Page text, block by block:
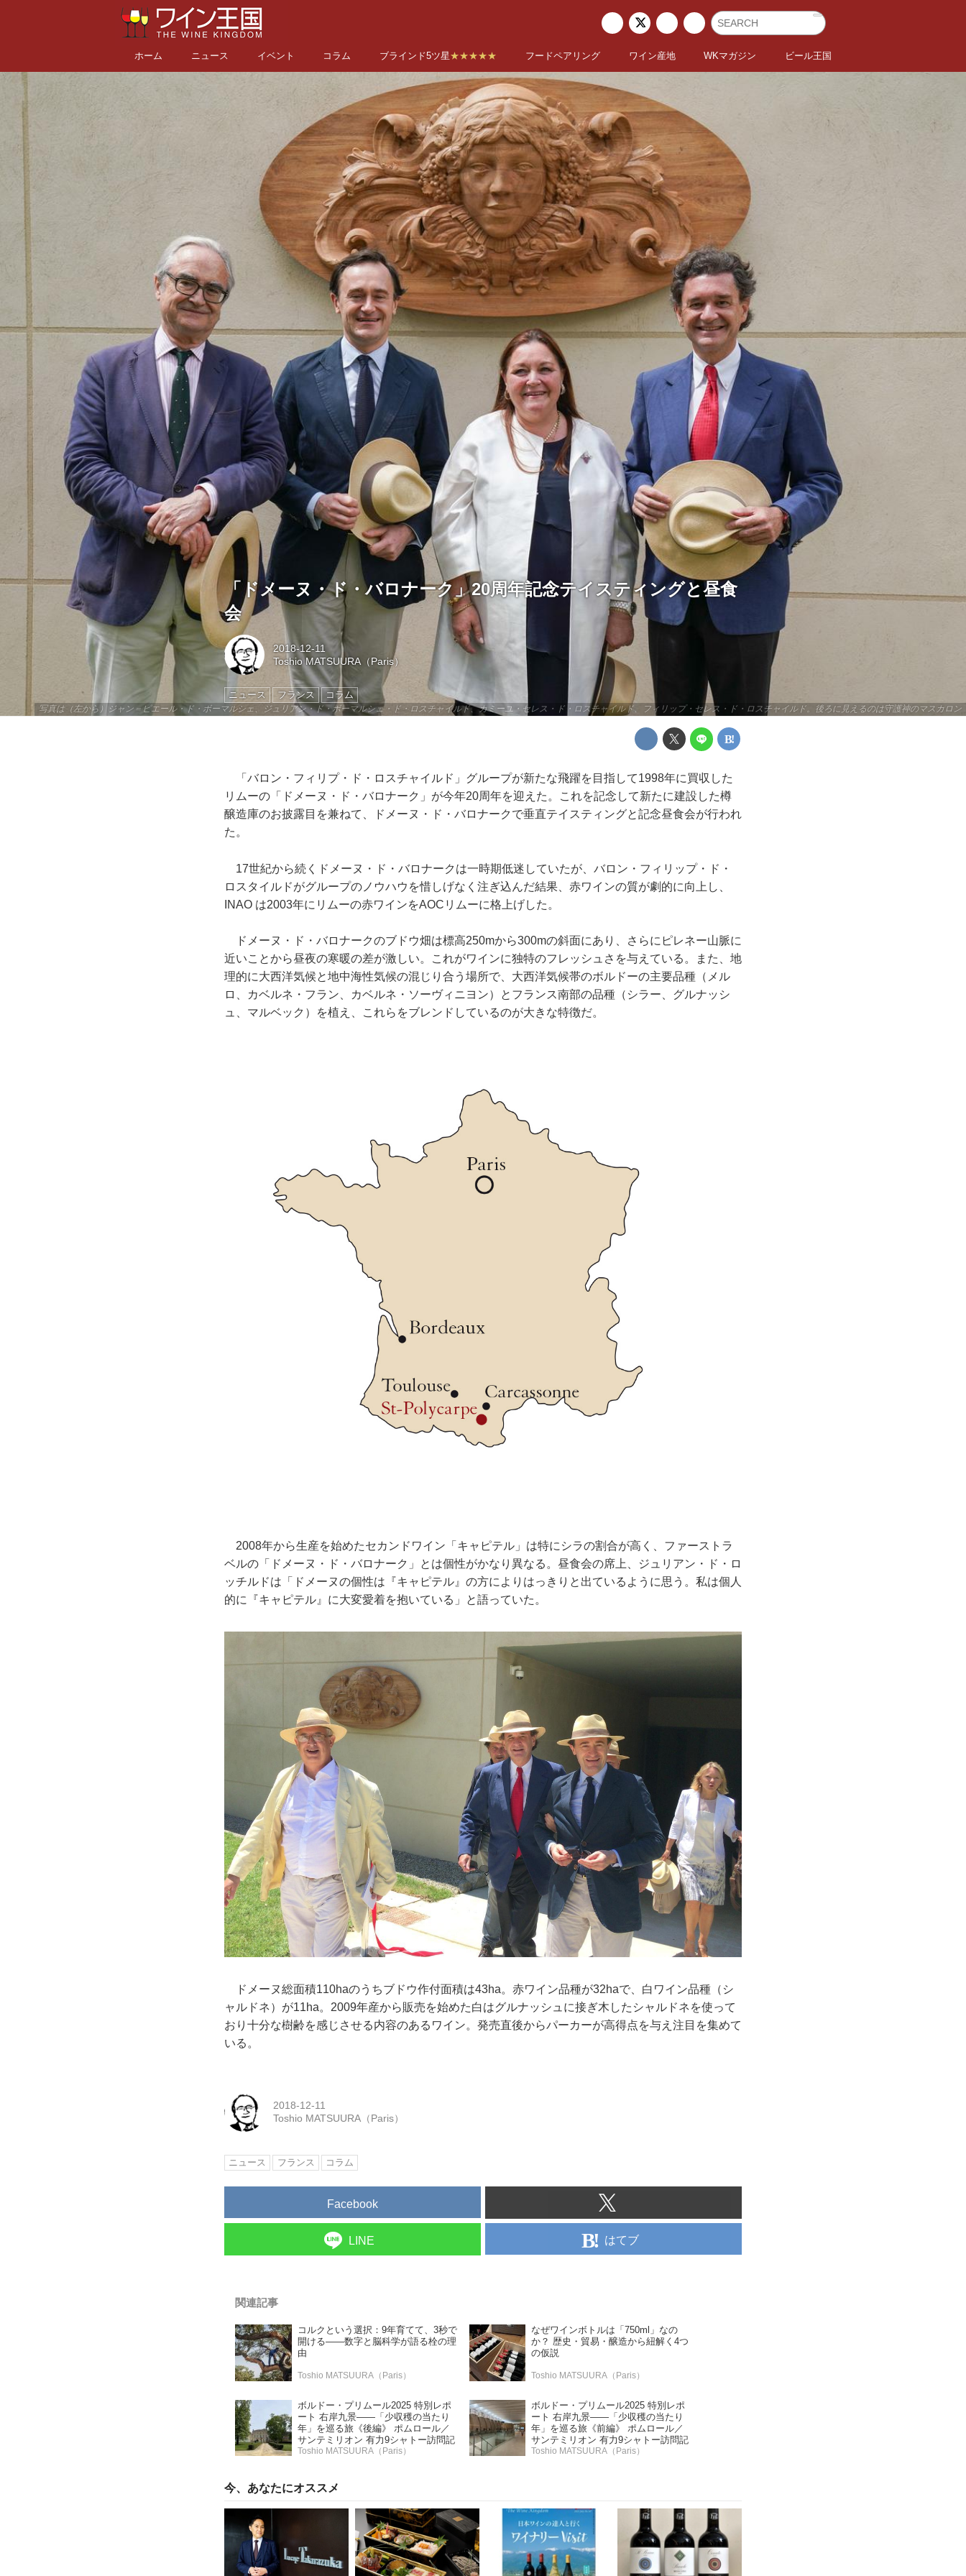
ホーム ニュース イベント コラム ブラインド5ツ星★★★★★ フードペアリング ワイン産地 WKマガジン ビール王国
写真は（左から）ジャン＝ピエール・ド・ボーマルシェ、ジュリアン・ド・ボーマルシェ・ド・ロスチャイルド、カミーユ・セレス・ド・ロスチャイルド、フィリップ・セレス・ド・ロスチャイルド。後ろに見えるのは守護神のマスカロン
「ドメーヌ・ド・バロナーク」20周年記念テイスティングと昼食
会
2018-12-11
Toshio MATSUURA（Paris）
ニュース フランス コラム
「バロン・フィリプ・ド・ロスチャイルド」グループが新たな飛躍を目指して1998年に買収した
リムーの「ドメーヌ・ド・バロナーク」が今年20周年を迎えた。これを記念して新たに建設した樽
醸造庫のお披露目を兼ねて、ドメーヌ・ド・バロナークで垂直テイスティングと記念昼食会が行われ
た。
17世紀から続くドメーヌ・ド・バロナークは一時期低迷していたが、バロン・フィリップ・ド・
ロスタイルドがグループのノウハウを惜しげなく注ぎ込んだ結果、赤ワインの質が劇的に向上し、
INAO は2003年にリムーの赤ワインをAOCリムーに格上げした。
ドメーヌ・ド・バロナークのブドウ畑は標高250mから300mの斜面にあり、さらにピレネー山脈に
近いことから昼夜の寒暖の差が激しい。これがワインに独特のフレッシュさを与えている。また、地
理的に大西洋気候と地中海性気候の混じり合う場所で、大西洋気候帯のボルドーの主要品種（メル
ロ、カベルネ・フラン、カベルネ・ソーヴィニヨン）とフランス南部の品種（シラー、グルナッシ
ュ、マルベック）を植え、これらをブレンドしているのが大きな特徴だ。
2008年から生産を始めたセカンドワイン「キャピテル」は特にシラの割合が高く、ファーストラ
ベルの「ドメーヌ・ド・バロナーク」とは個性がかなり異なる。昼食会の席上、ジュリアン・ド・ロ
ッチルドは「ドメーヌの個性は『キャピテル』の方によりはっきりと出ているように思う。私は個人
的に『キャピテル』に大変愛着を抱いている」と語っていた。
ドメーヌ総面積110haのうちブドウ作付面積は43ha。赤ワイン品種が32haで、白ワイン品種（シ
ャルドネ）が11ha。2009年産から販売を始めた白はグルナッシュに接ぎ木したシャルドネを使って
おり十分な樹齢を感じさせる内容のあるワイン。発売直後からパーカーが高得点を与え注目を集めて
いる。
2018-12-11
Toshio MATSUURA（Paris）
ニュース フランス コラム
Facebook
LINE はてブ
関連記事
コルクという選択：9年育てて、3秒で
開ける——数字と脳科学が語る栓の理
由
Toshio MATSUURA（Paris）
なぜワインボトルは「750ml」なの
か？ 歴史・貿易・醸造から紐解く4つ
の仮説
Toshio MATSUURA（Paris）
ボルドー・プリムール2025 特別レポ
ート 右岸九景――「少収穫の当たり
年」を巡る旅《後編》 ポムロール／
サンテミリオン 有力9シャトー訪問記
Toshio MATSUURA（Paris）
ボルドー・プリムール2025 特別レポ
ート 右岸九景――「少収穫の当たり
年」を巡る旅《前編》 ポムロール／
サンテミリオン 有力9シャトー訪問記
Toshio MATSUURA（Paris）
今、あなたにオススメ